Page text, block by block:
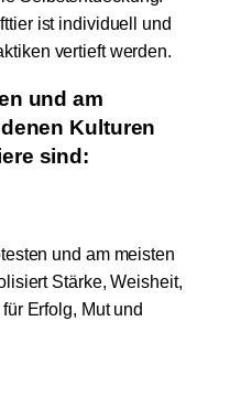
ist individuell und
vertieft werden.
und am
Kulturen
sind:
und am meisten
Stärke, Weisheit,
Erfolg, Mut und